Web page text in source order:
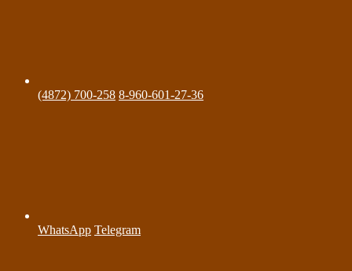
(4872) 700-258 8-960-601-27-36
WhatsApp Telegram